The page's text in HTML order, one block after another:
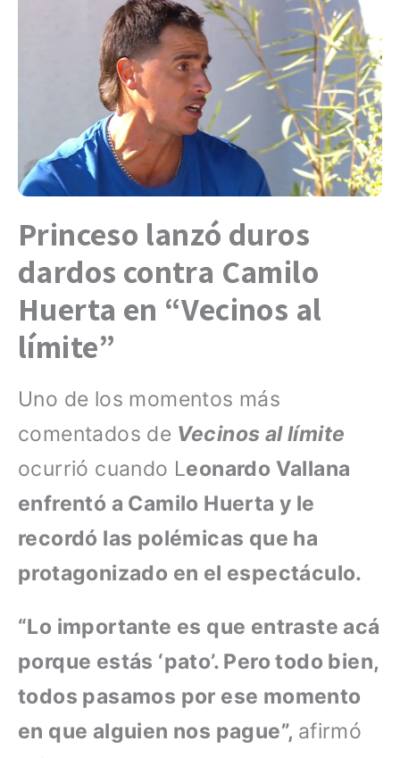
Princeso lanzó duros
dardos contra Camilo
Huerta en “Vecinos al
límite”
Uno de los momentos más
comentados de Vecinos al límite
ocurrió cuando Leonardo Vallana
enfrentó a Camilo Huerta y le
recordó las polémicas que ha
protagonizado en el espectáculo.
“Lo importante es que entraste acá
porque estás ‘pato’. Pero todo bien,
todos pasamos por ese momento
en que alguien nos pague”, afirmó